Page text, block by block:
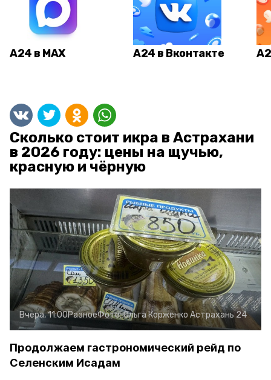
А24 в MAX А24 в Вконтакте
Сколько стоит икра в Астрахани
в 2026 году: цены на щучью,
красную и чёрную
Вчера, 11:00РазноеФото:Ольга Корженко Астрахань 24
Продолжаем гастрономический рейд по
Селенским Исадам